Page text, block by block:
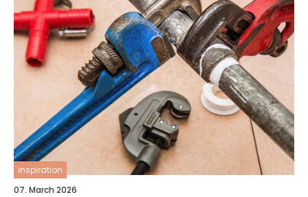
inspiration
07. March 2026